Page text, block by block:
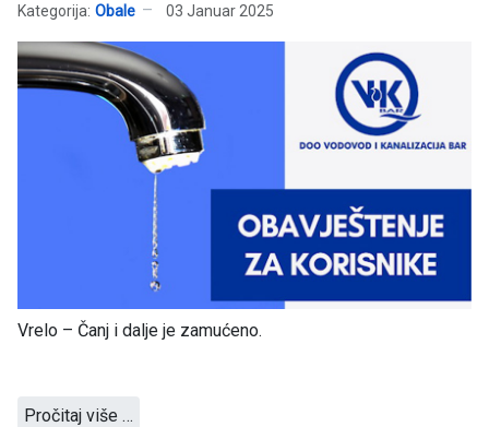
Kategorija: Obale 03 Januar 2025
Vrelo – Čanj i dalje je zamućeno.
Pročitaj više …